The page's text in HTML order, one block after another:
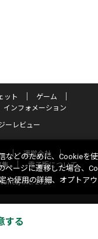
ット
ゲーム
インフォメーション
ーレビュー
運営会社
集
電子版について
Inc. 2026
などのために、Cookieを
ページに遷移した場合、
や使用の詳細、オプトア
する